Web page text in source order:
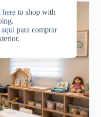
to shop with
para comprar